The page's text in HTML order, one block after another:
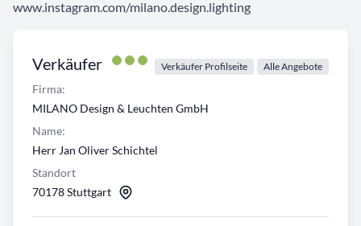
Verkäufer Verkäufer Profilseite Alle Angebote
Firma:
MILANO Design & Leuchten GmbH
Name:
Herr Jan Oliver Schichtel
Standort
70178 Stuttgart
www.instagram.com/milano.design.lighting